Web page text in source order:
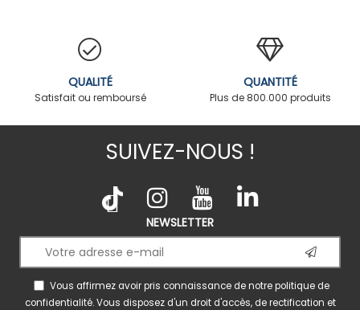
QUALITÉ
Satisfait ou remboursé
QUANTITÉ
Plus de 800.000 produits
SUIVEZ-NOUS !
NEWSLETTER
Vous affirmez avoir pris connaissance de notrepolitique de
confidentialité. Vous disposez d'un droit d'accès, de rectification et